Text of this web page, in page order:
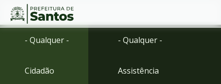
Ir
Conteúdo
- Qualquer -
Cidadão
- Qualquer -
Assistência